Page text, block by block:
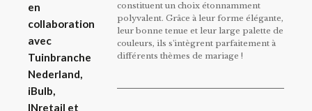
en
collaboration
avec
Tuinbranche
Nederland,
iBulb,
INretail et
constituent un choix étonnamment
polyvalent. Grâce à leur forme élégante,
leur bonne tenue et leur large palette de
couleurs, ils s'intègrent parfaitement à
différents thèmes de mariage !